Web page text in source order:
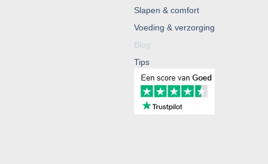
Slapen & comfort
Voeding & verzorging
Blog
Tips